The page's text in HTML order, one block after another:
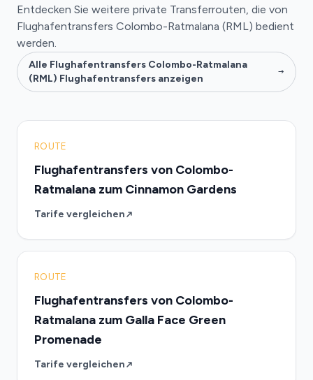
Entdecken Sie weitere private Transferrouten, die von
Flughafentransfers Colombo-Ratmalana (RML) bedient
werden.
Alle Flughafentransfers Colombo-Ratmalana
(RML) Flughafentransfers anzeigen
ROUTE
Flughafentransfers von Colombo-
Ratmalana zum Cinnamon Gardens
Tarife vergleichen
ROUTE
Flughafentransfers von Colombo-
Ratmalana zum Galla Face Green
Promenade
Tarife vergleichen